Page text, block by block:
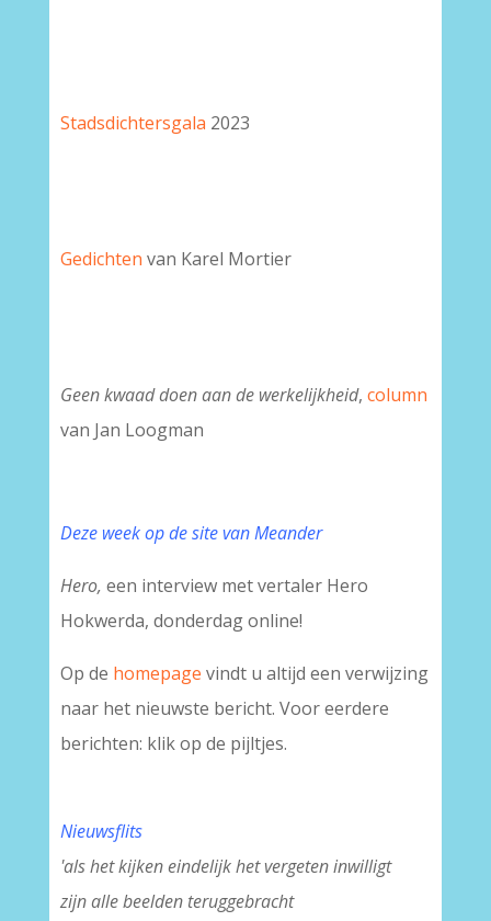
Stadsdichtersgala 2023
Gedichten van Karel Mortier
Geen kwaad doen aan de werkelijkheid, column
van Jan Loogman
Deze week op de site van Meander
Hero, een interview met vertaler Hero
Hokwerda, donderdag online!
Op de homepage vindt u altijd een verwijzing
naar het nieuwste bericht. Voor eerdere
berichten: klik op de pijltjes.
Nieuwsflits
'als het kijken eindelijk het vergeten inwilligt
zijn alle beelden teruggebracht